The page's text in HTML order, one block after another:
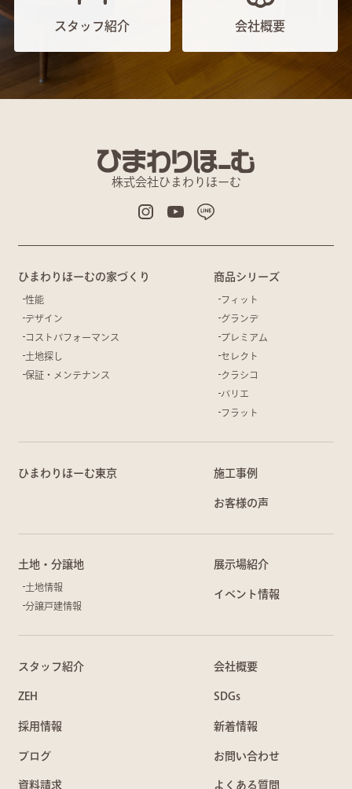
スタッフ紹介 会社概要
株式会社ひまわりほーむ
ひまわりほーむの家づくり
性能
デザイン
コストパフォーマンス
土地探し
保証・メンテナンス
商品シリーズ
フィット
グランデ
プレミアム
セレクト
クラシコ
バリエ
フラット
ひまわりほーむ東京 施工事例
お客様の声
土地・分譲地
土地情報
分譲戸建情報
展示場紹介
イベント情報
スタッフ紹介 会社概要
ZEH SDGs
採用情報 新着情報
ブログ お問い合わせ
資料請求 よくある質問